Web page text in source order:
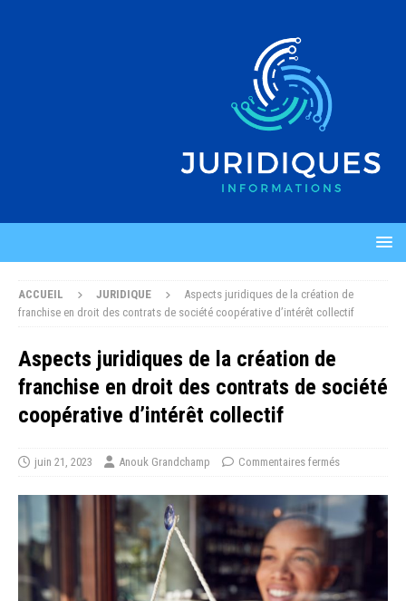
ACCUEIL JURIDIQUE
Aspects juridiques de la création de
franchise en droit des contrats de société coopérative d’intérêt collectif
Aspects juridiques de la création de
franchise en droit des contrats de société
coopérative d’intérêt collectif
juin 21, 2023 Anouk Grandchamp Commentaires fermés